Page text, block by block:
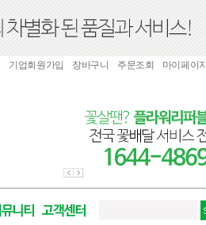
기업회원가입 장바구니 주문조회 마이페이지